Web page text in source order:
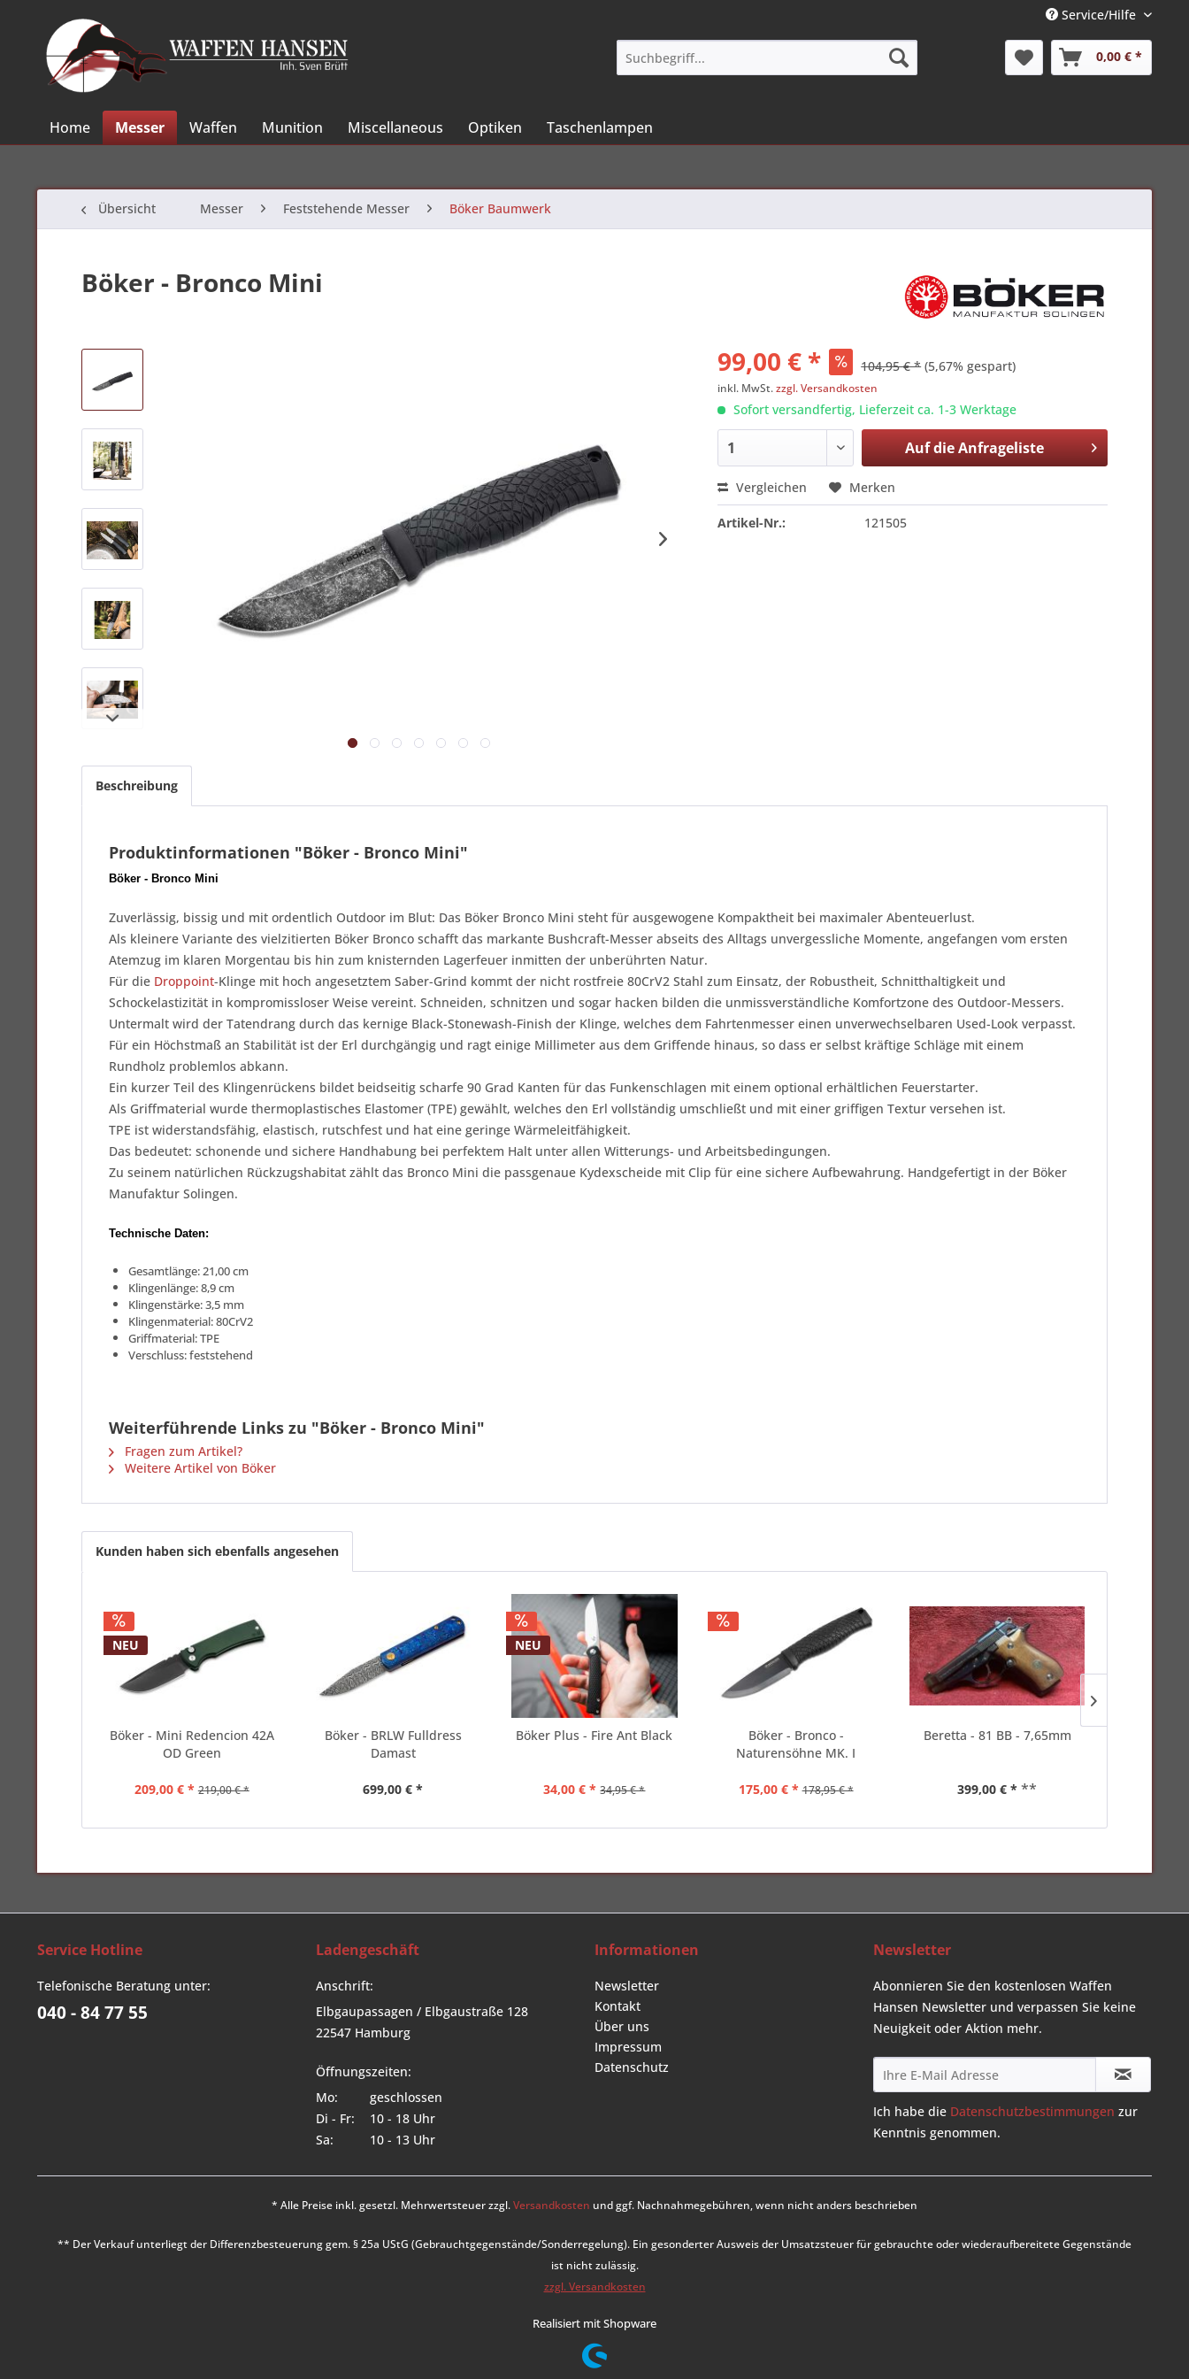
Service/Hilfe
0,00 € *
Home Messer Waffen Munition Miscellaneous Optiken Taschenlampen
Übersicht Messer Feststehende Messer Böker Baumwerk
Böker - Bronco Mini
99,00 € * 104,95 € * (5,67% gespart)
inkl. MwSt.zzgl. Versandkosten
Sofort versandfertig, Lieferzeit ca. 1-3 Werktage
Auf dieAnfrageliste
Vergleichen Merken
Artikel-Nr.: 121505
Beschreibung
Produktinformationen "Böker - Bronco Mini"
Böker - Bronco Mini
Zuverlässig, bissig und mit ordentlich Outdoor im Blut: Das Böker Bronco Mini steht für ausgewogene Kompaktheit bei maximaler Abenteuerlust.
Als kleinere Variante des vielzitierten Böker Bronco schafft das markante Bushcraft-Messer abseits des Alltags unvergessliche Momente, angefangen vom ersten
Atemzug im klaren Morgentau bis hin zum knisternden Lagerfeuer inmitten der unberührten Natur.
Für die Droppoint-Klinge mit hoch angesetztem Saber-Grind kommt der nicht rostfreie 80CrV2 Stahl zum Einsatz, der Robustheit, Schnitthaltigkeit und
Schockelastizität in kompromissloser Weise vereint. Schneiden, schnitzen und sogar hacken bilden die unmissverständliche Komfortzone des Outdoor-Messers.
Untermalt wird der Tatendrang durch das kernige Black-Stonewash-Finish der Klinge, welches dem Fahrtenmesser einen unverwechselbaren Used-Look verpasst.
Für ein Höchstmaß an Stabilität ist der Erl durchgängig und ragt einige Millimeter aus dem Griffende hinaus, so dass er selbst kräftige Schläge mit einem
Rundholz problemlos abkann.
Ein kurzer Teil des Klingenrückens bildet beidseitig scharfe 90 Grad Kanten für das Funkenschlagen mit einem optional erhältlichen Feuerstarter.
Als Griffmaterial wurde thermoplastisches Elastomer (TPE) gewählt, welches den Erl vollständig umschließt und mit einer griffigen Textur versehen ist.
TPE ist widerstandsfähig, elastisch, rutschfest und hat eine geringe Wärmeleitfähigkeit.
Das bedeutet: schonende und sichere Handhabung bei perfektem Halt unter allen Witterungs- und Arbeitsbedingungen.
Zu seinem natürlichen Rückzugshabitat zählt das Bronco Mini die passgenaue Kydexscheide mit Clip für eine sichere Aufbewahrung. Handgefertigt in der Böker
Manufaktur Solingen.
Technische Daten:
Gesamtlänge: 21,00 cm
Klingenlänge: 8,9 cm
Klingenstärke: 3,5 mm
Klingenmaterial: 80CrV2
Griffmaterial: TPE
Verschluss: feststehend
Weiterführende Links zu "Böker - Bronco Mini"
Fragen zum Artikel?
Weitere Artikel von Böker
Kunden haben sich ebenfalls angesehen
NEU
Böker - Mini Redencion 42A
OD Green
209,00 € * 219,00 € *
Böker - BRLW Fulldress
Damast
699,00 € *
NEU
Böker Plus - Fire Ant Black
34,00 € * 34,95 € *
Böker - Bronco -
Naturensöhne MK. I
175,00 € * 178,95 € *
Beretta - 81 BB - 7,65mm
399,00 € * **
Service Hotline
Telefonische Beratung unter:
040 - 84 77 55
Ladengeschäft
Anschrift:
Elbgaupassagen / Elbgaustraße 128
22547 Hamburg
Öffnungszeiten:
Mo:
geschlossen
Di - Fr:
10 - 18 Uhr
Sa:
10 - 13 Uhr
Informationen
Newsletter
Kontakt
Über uns
Impressum
Datenschutz
Newsletter
Abonnieren Sie den kostenlosen Waffen
Hansen Newsletter und verpassen Sie keine
Neuigkeit oder Aktion mehr.
Ich habe die Datenschutzbestimmungen zur
Kenntnis genommen.
* Alle Preise inkl. gesetzl. Mehrwertsteuer zzgl.Versandkosten und ggf. Nachnahmegebühren, wenn nicht anders beschrieben
** Der Verkauf unterliegt der Differenzbesteuerung gem. § 25a UStG (Gebrauchtgegenstände/Sonderregelung). Ein gesonderter Ausweis der Umsatzsteuer für gebrauchte oder wiederaufbereitete Gegenstände
ist nicht zulässig.
zzgl. Versandkosten
Realisiert mit Shopware